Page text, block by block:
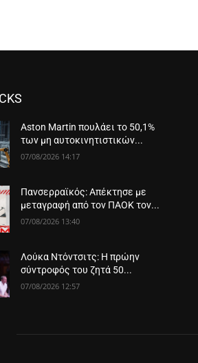
Aston Martin πουλάει το 50,1%
των μη αυτοκινητιστικών...
07/08/2026 14:17
Πανσερραϊκός: Απέκτησε με
μεταγραφή από τον ΠΑΟΚ τον...
07/08/2026 13:40
Λούκα Ντόντσιτς: Η πρώην
σύντροφός του ζητά 50...
07/08/2026 12:57